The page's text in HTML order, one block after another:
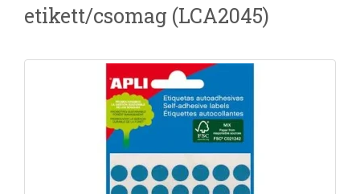
etikett/csomag (LCA2045)